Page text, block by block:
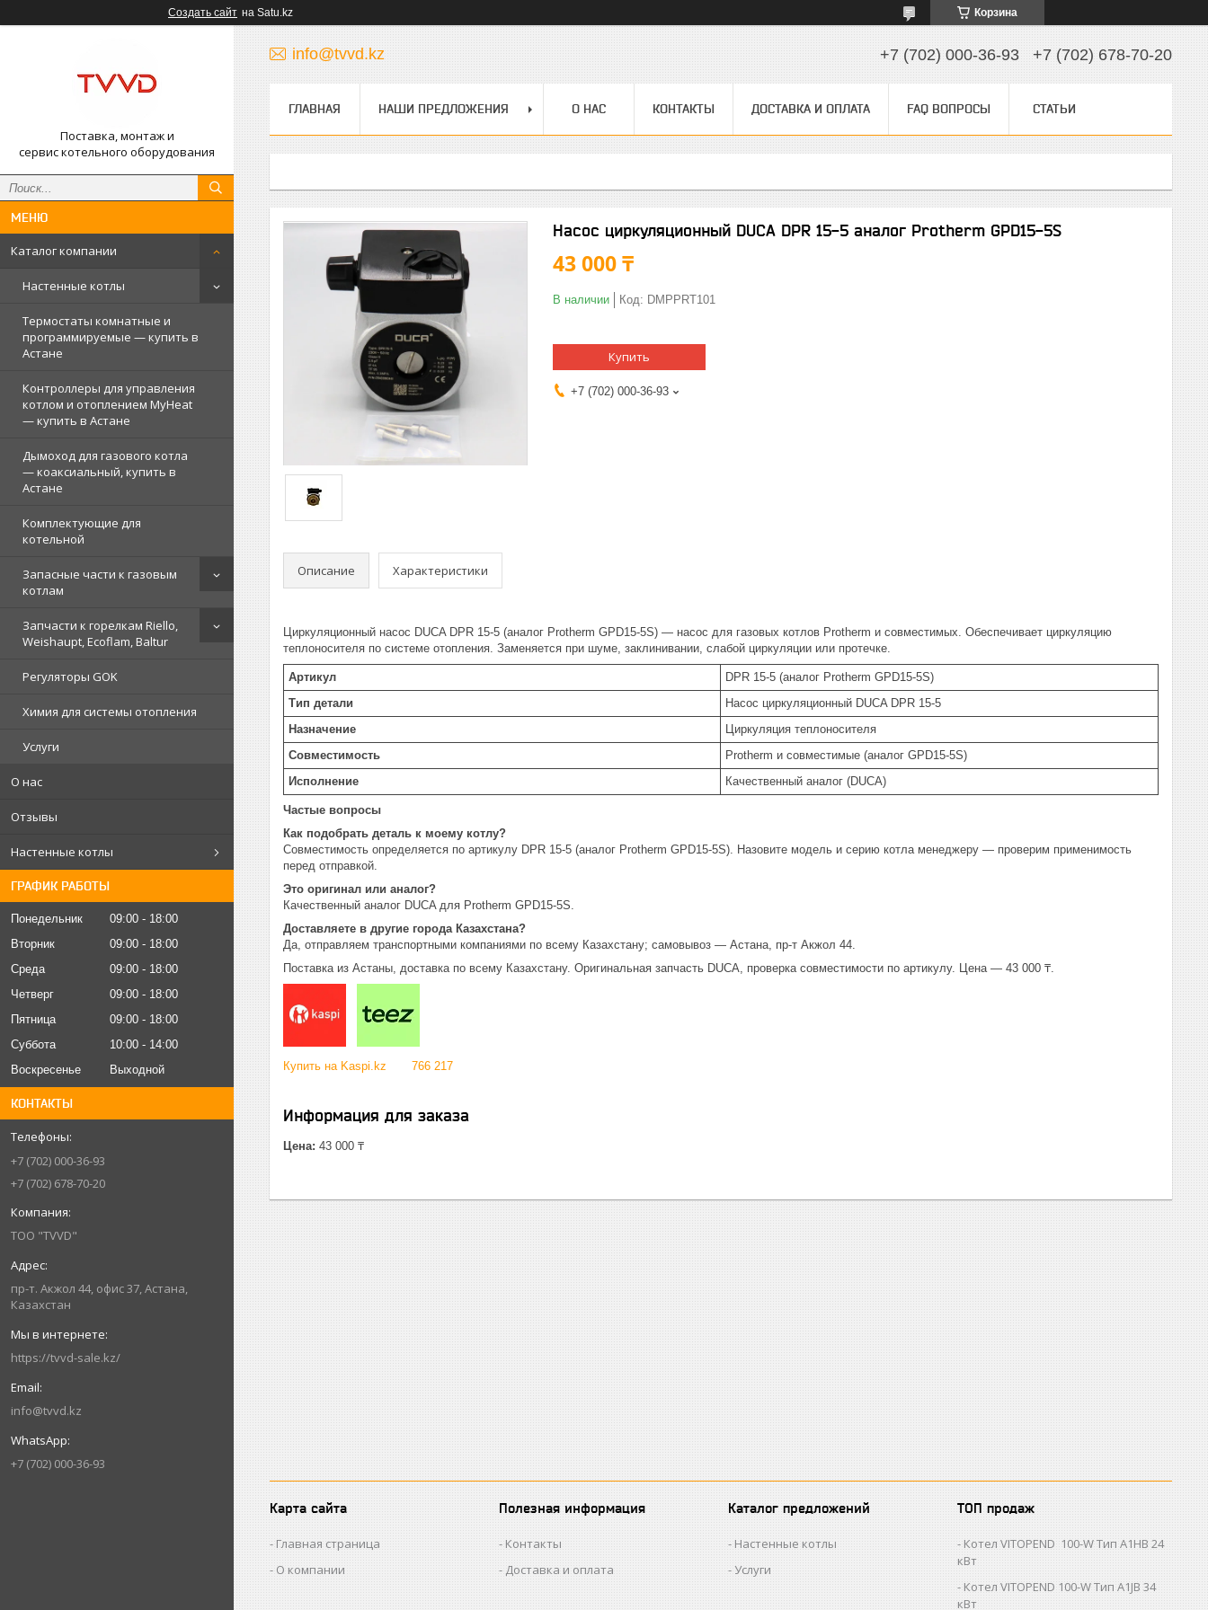
Создать сайт на Satu.kz Корзина
Поставка, монтаж и
сервис котельного оборудования
Каталог компании
Настенные котлы
Термостаты комнатные и
программируемые — купить в
Астане
Контроллеры для управления
котлом и отоплением MyHeat
— купить в Астане
Дымоход для газового котла
— коаксиальный, купить в
Астане
Комплектующие для
котельной
Запасные части к газовым
котлам
Запчасти к горелкам Riello,
Weishaupt, Ecoflam, Baltur
Регуляторы GOK
Химия для системы отопления
Услуги
О нас
Отзывы
Настенные котлы
ГРАФИК РАБОТЫ
Понедельник 09:00
18:00
Вторник
09:00
18:00
Среда
09:00
18:00
Четверг
09:00
18:00
Пятница
09:00
18:00
Суббота
10:00
14:00
Воскресенье
Выходной
КОНТАКТЫ
+7 (702) 000-36-93
+7 (702) 678-70-20
ТОО "TVVD"
пр-т. Акжол 44, офис 37, Астана,
Казахстан
https://tvvd-sale.kz/
info@tvvd.kz
+7 (702) 000-36-93
info@tvvd.kz +7 (702) 000-36-93 +7 (702) 678-70-20
ГЛАВНАЯ НАШИ ПРЕДЛОЖЕНИЯ О НАС КОНТАКТЫ ДОСТАВКА И ОПЛАТА FAQ ВОПРОСЫ СТАТЬИ
Насос циркуляционный DUCA DPR 15-5 аналог Protherm GPD15-5S
43 000 ₸
В наличии Код: DMPPRT101
Купить
+7 (702) 000-36-93
Описание Характеристики
Циркуляционный насос DUCA DPR 15-5 (аналог Protherm GPD15-5S) — насос для газовых котлов Protherm и совместимых. Обеспечивает циркуляцию
теплоносителя по системе отопления. Заменяется при шуме, заклинивании, слабой циркуляции или протечке.
Артикул
DPR 15-5 (аналог Protherm GPD15-5S)
Тип детали
Насос циркуляционный DUCA DPR 15-5
Назначение
Циркуляция теплоносителя
Совместимость
Protherm и совместимые (аналог GPD15-5S)
Исполнение
Качественный аналог (DUCA)
Частые вопросы
Как подобрать деталь к моему котлу?
Совместимость определяется по артикулу DPR 15-5 (аналог Protherm GPD15-5S). Назовите модель и серию котла менеджеру — проверим применимость
перед отправкой.
Это оригинал или аналог?
Качественный аналог DUCA для Protherm GPD15-5S.
Доставляете в другие города Казахстана?
Да, отправляем транспортными компаниями по всему Казахстану; самовывоз — Астана, пр-т Акжол 44.
Поставка из Астаны, доставка по всему Казахстану. Оригинальная запчасть DUCA, проверка совместимости по артикулу. Цена — 43 000 ₸.
Купить на Kaspi.kz 766 217
Информация для заказа
Цена: 43 000 ₸
Карта сайта
Главная страница
О компании
Полезная информация
Контакты
Доставка и оплата
Каталог предложений
Настенные котлы
Услуги
ТОП продаж
Котел VITOPEND 100-W Тип A1HB 24
кВт
Котел VITOPEND 100-W Тип A1JB 34
кВт